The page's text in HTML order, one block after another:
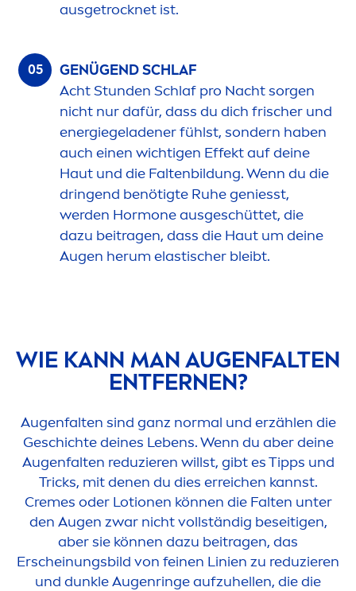
ausgetrocknet ist.
GENÜGEND SCHLAF
Acht Stunden Schlaf pro Nacht sorgen
nicht nur dafür, dass du dich frischer und
energiegeladener fühlst, sondern haben
auch einen wichtigen Effekt auf deine
Haut und die Faltenbildung. Wenn du die
dringend benötigte Ruhe geniesst,
werden Hormone ausgeschüttet, die
dazu beitragen, dass die Haut um deine
Augen herum elastischer bleibt.
WIE KANN MAN AUGENFALTEN
ENTFERNEN?
Augenfalten sind ganz normal und erzählen die
Geschichte deines Lebens. Wenn du aber deine
Augenfalten reduzieren willst, gibt es Tipps und
Tricks, mit denen du dies erreichen kannst.
Cremes oder Lotionen können die Falten unter
den Augen zwar nicht vollständig beseitigen,
aber sie können dazu beitragen, das
Erscheinungsbild von feinen Linien zu reduzieren
und dunkle Augenringe aufzuhellen, die die